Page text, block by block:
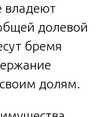
владеют
долевой
бремя
долям.